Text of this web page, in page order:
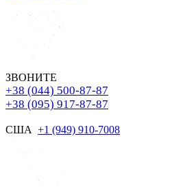
ЗВОНИТЕ
+38 (044) 500-87-87
+38 (095) 917-87-87
США +1 (949) 910-7008